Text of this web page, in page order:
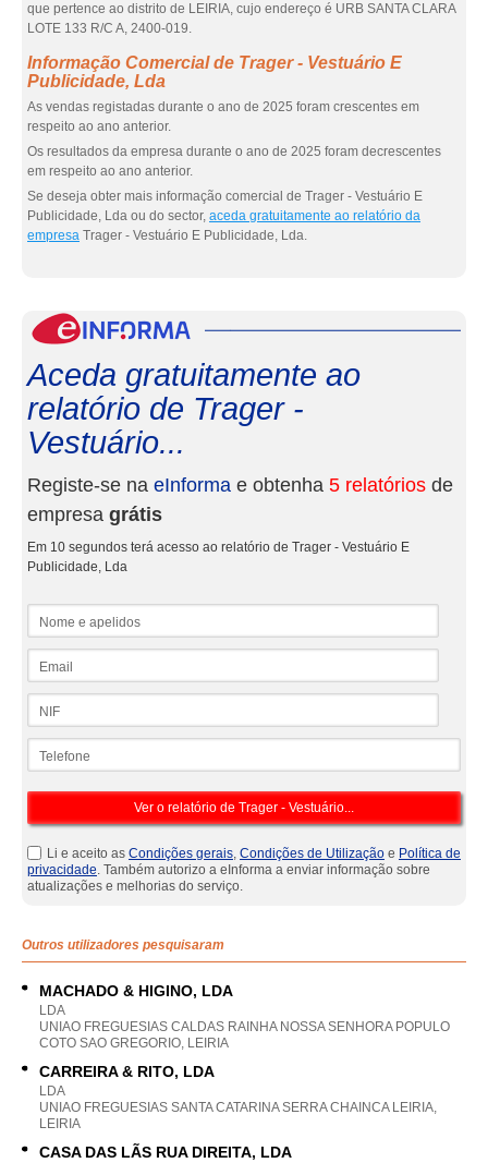
que pertence ao distrito de LEIRIA, cujo endereço é URB SANTA CLARA
LOTE 133 R/C A, 2400-019.
Informação Comercial de Trager - Vestuário E
Publicidade, Lda
As vendas registadas durante o ano de 2025 foram crescentes em
respeito ao ano anterior.
Os resultados da empresa durante o ano de 2025 foram decrescentes
em respeito ao ano anterior.
Se deseja obter mais informação comercial de Trager - Vestuário E
Publicidade, Lda ou do sector, aceda gratuitamente ao relatório da
empresa Trager - Vestuário E Publicidade, Lda.
Aceda gratuitamente ao
relatório de Trager -
Vestuário...
Registe-se na eInforma e obtenha 5 relatórios de
empresa grátis
Em 10 segundos terá acesso ao relatório de Trager - Vestuário E
Publicidade, Lda
Li e aceito as Condições gerais, Condições de Utilização e Política de
privacidade. Também autorizo a eInforma a enviar informação sobre
atualizações e melhorias do serviço.
Outros utilizadores pesquisaram
MACHADO & HIGINO, LDA
LDA
UNIAO FREGUESIAS CALDAS RAINHA NOSSA SENHORA POPULO
COTO SAO GREGORIO, LEIRIA
CARREIRA & RITO, LDA
LDA
UNIAO FREGUESIAS SANTA CATARINA SERRA CHAINCA LEIRIA,
LEIRIA
CASA DAS LÃS RUA DIREITA, LDA